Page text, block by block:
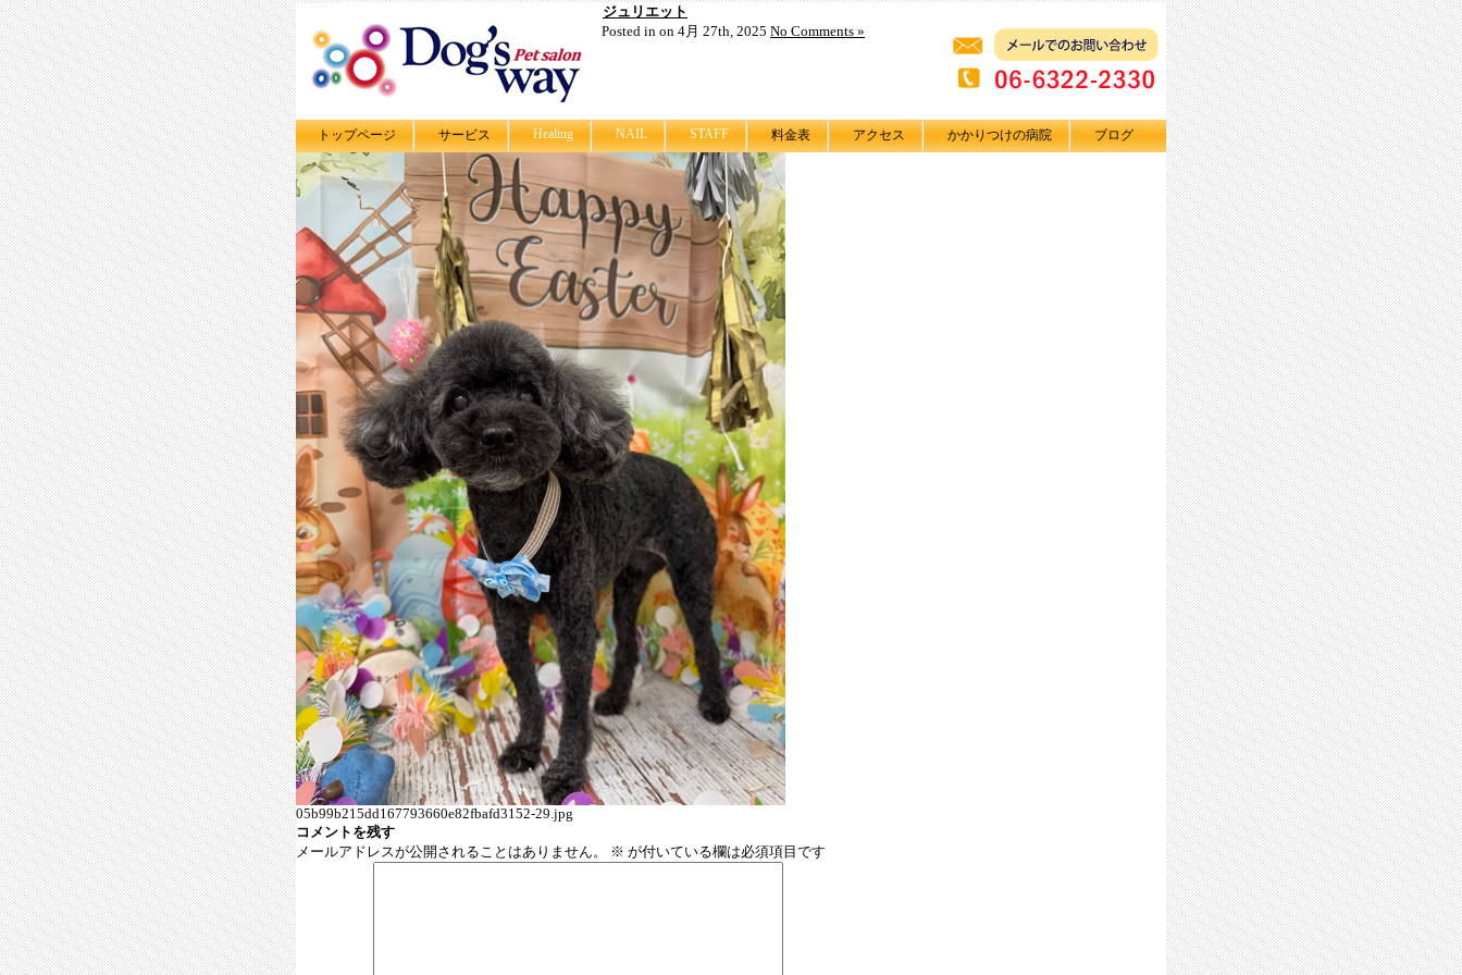
トップページ サービス Healing NAIL STAFF 料金表 アクセス かかりつけの病院 ブログ
ジュリエット
Posted in on 4月 27th, 2025 No Comments »
05b99b215dd167793660e82fbafd3152-29.jpg
コメントを残す
メールアドレスが公開されることはありません。
※ が付いている欄は必須項目です